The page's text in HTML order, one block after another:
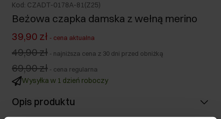
Kod: CZADT-0178A-81(Z25)
Beżowa czapka damska z wełną merino
39,90 zł - cena aktualna
49,90 zł - najniższa cena z 30 dni przed obniżką
69,90 zł - cena regularna
Wysyłka w 1 dzień roboczy
Opis produktu